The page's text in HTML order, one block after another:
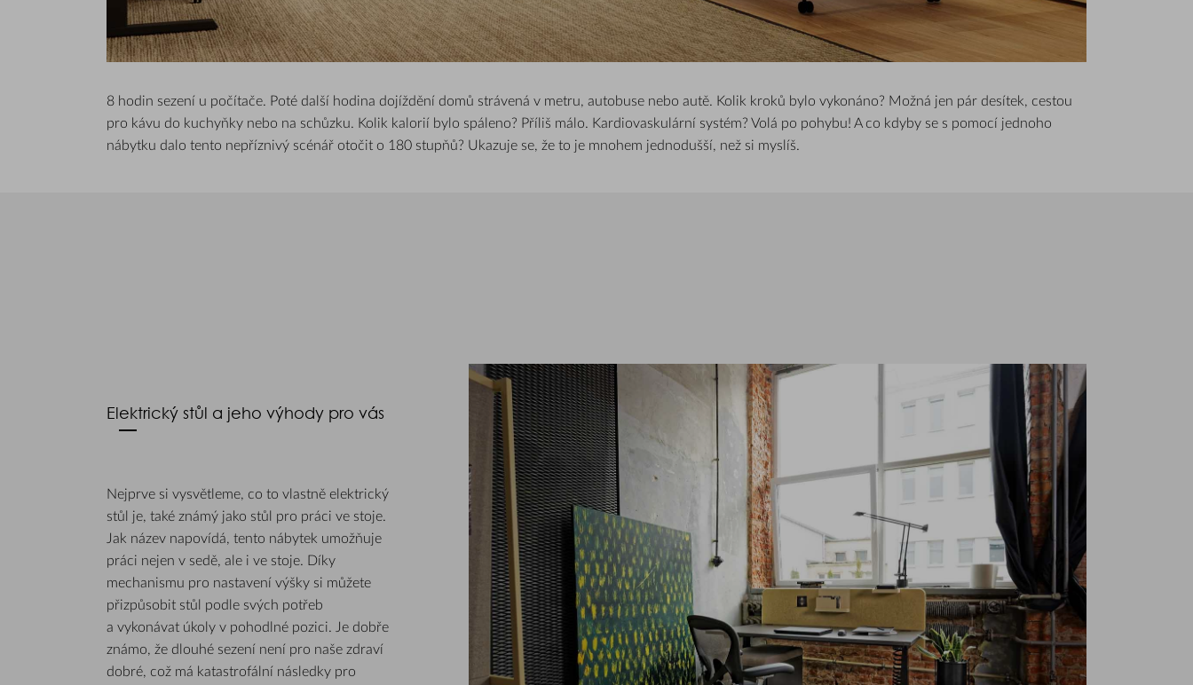
8 hodin sezení u počítače. Poté další hodina dojíždění domů strávená v metru, autobuse nebo autě. Kolik kroků bylo vykonáno? Možná jen pár desítek, cestou
pro kávu do kuchyňky nebo na schůzku. Kolik kalorií bylo spáleno? Příliš málo. Kardiovaskulární systém? Volá po pohybu! A co kdyby se s pomocí jednoho
nábytku dalo tento nepříznivý scénář otočit o 180 stupňů? Ukazuje se, že to je mnohem jednodušší, než si myslíš.
Elektrický stůl a jeho výhody pro vás
Nejprve si vysvětleme, co to vlastně elektrický
stůl je, také známý jako stůl pro práci ve stoje.
Jak název napovídá, tento nábytek umožňuje
práci nejen v sedě, ale i ve stoje. Díky
mechanismu pro nastavení výšky si můžete
přizpůsobit stůl podle svých potřeb
a vykonávat úkoly v pohodlné pozici. Je dobře
známo, že dlouhé sezení není pro naše zdraví
dobré, což má katastrofální následky pro